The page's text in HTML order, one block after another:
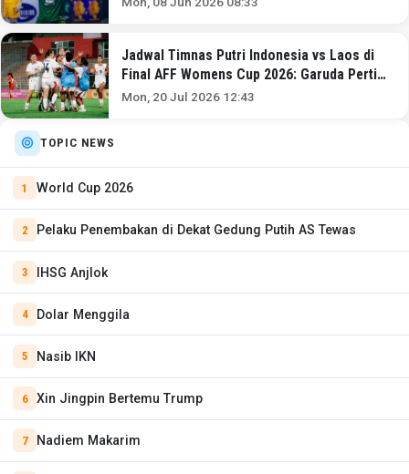
Jadwal Timnas Putri Indonesia vs Laos di
Final AFF Womens Cup 2026: Garuda Pertiwi
Siap Pertahankan Gelar
Mon, 20 Jul 2026 12:43
TOPIC NEWS
World Cup 2026
Pelaku Penembakan di Dekat Gedung Putih AS Tewas
IHSG Anjlok
Dolar Menggila
Nasib IKN
Xin Jingpin Bertemu Trump
Nadiem Makarim